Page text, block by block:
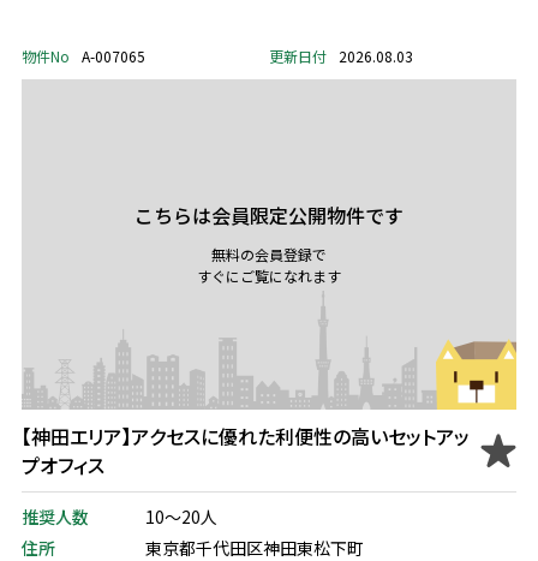
物件No A-007065 更新日付 2026.08.03
こちらは会員限定公開物件です
無料の会員登録で
すぐにご覧になれます
【神田エリア】アクセスに優れた利便性の高いセットアッ
プオフィス
推奨人数
10～20人
住所
東京都千代田区神田東松下町